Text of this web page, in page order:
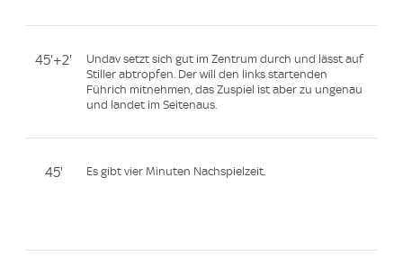
45'+2'
Undav setzt sich gut im Zentrum durch und lässt auf
Stiller abtropfen. Der will den links startenden
Führich mitnehmen, das Zuspiel ist aber zu ungenau
und landet im Seitenaus.
45' Es gibt vier Minuten Nachspielzeit.